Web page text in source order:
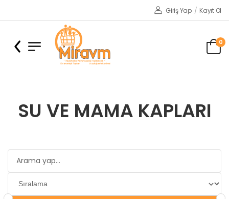
Giriş Yap / Kayıt Ol
0
SU VE MAMA KAPLARI